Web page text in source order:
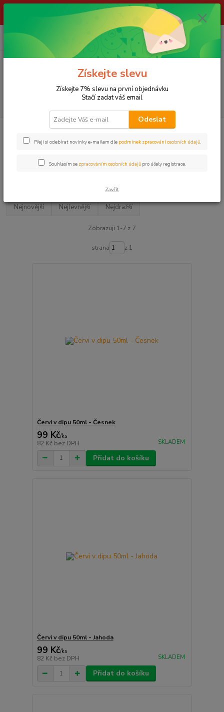
ŽIVÉ NÁSTRAHY !!! NEPOSÍLÁME !!! - ODBĚR POUZE NA NAŠÍ
za
LOV NA FEEDER Návnady a nástrahy UMĚLÉ NÁSTRAHY
UMĚLÉ NÁSTRAHY
Nejnovější Nejlevnější Nejdražší
Zobrazuji 1-7 z 7
strana z 1
Červi v dipu 50ml - Česnek
99 Kč/ks
82 Kč bez DPH SKLADEM
Přidat do košíku
Červi v dipu 50ml - Jahoda
99 Kč/ks
82 Kč bez DPH SKLADEM
Přidat do košíku
Získejte slevu
Získejte 7% slevu na první objednávku
Stačí zadat váš email
Odeslat
Přeji si odebírat novinky e-mailem dle podmínek zpracování osobních údajů.
Souhlasím se zpracováním osobních údajů pro účely registrace.
Zavřít